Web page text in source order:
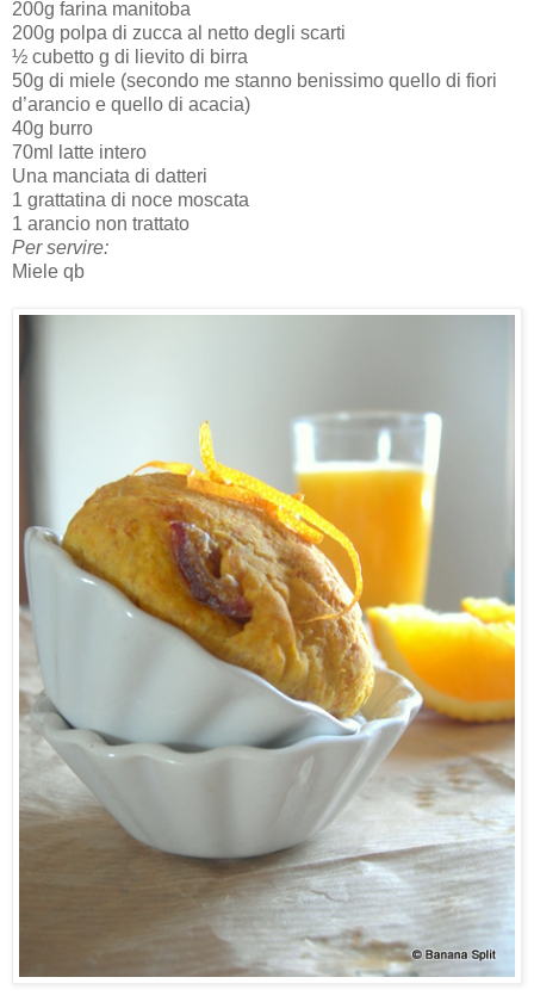
200g farina manitoba
200g polpa di zucca al netto degli scarti
½ cubetto g di lievito di birra
50g di miele (secondo me stanno benissimo quello di fiori
d’arancio e quello di acacia)
40g burro
70ml latte intero
Una manciata di datteri
1 grattatina di noce moscata
1 arancio non trattato
Per servire:
Miele qb